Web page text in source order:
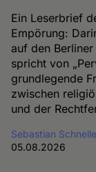
Ein Leserbrief
Empörung:
auf den Berliner
spricht von
grundlegende
zwischen
und der
Sebastian Schnelle
05.08.2026